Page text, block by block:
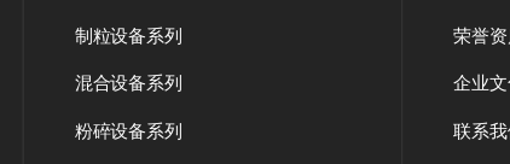
制粒设备系列
混合设备系列
粉碎设备系列
荣誉
企业
联系我